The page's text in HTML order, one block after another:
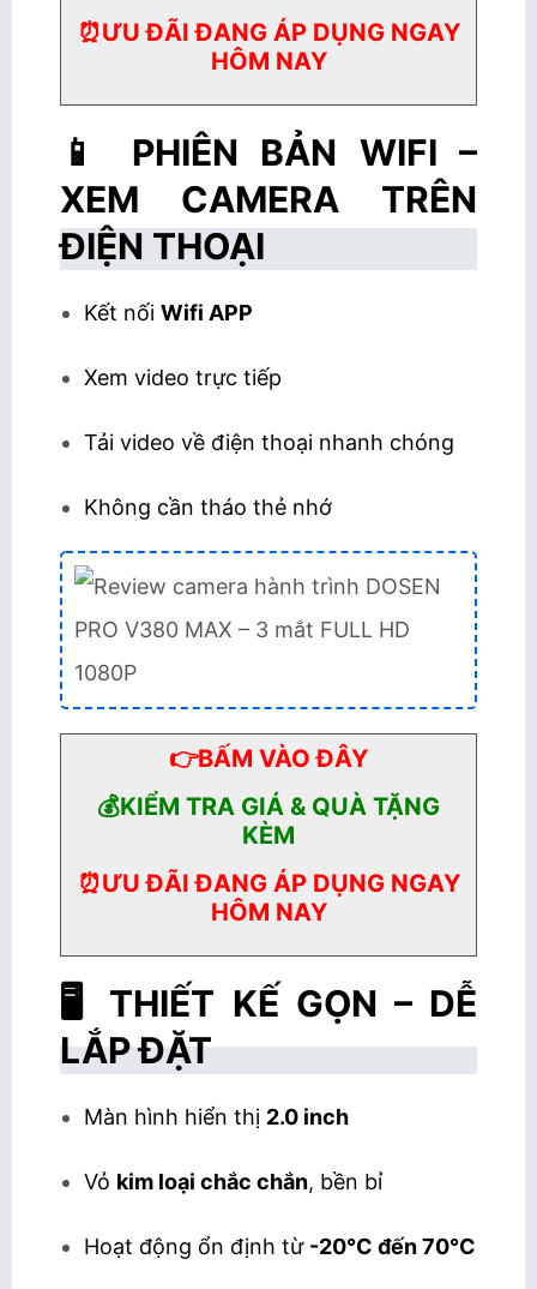
⏰ƯU ĐÃI ĐANG ÁP DỤNG NGAY
HÔM NAY
📱 PHIÊN BẢN WIFI –
XEM CAMERA TRÊN
ĐIỆN THOẠI
Kết nối Wifi APP
Xem video trực tiếp
Tải video về điện thoại nhanh chóng
Không cần tháo thẻ nhớ
👉BẤM VÀO ĐÂY
💰KIỂM TRA GIÁ & QUÀ TẶNG
KÈM
⏰ƯU ĐÃI ĐANG ÁP DỤNG NGAY
HÔM NAY
🖥️ THIẾT KẾ GỌN – DỄ
LẮP ĐẶT
Màn hình hiển thị 2.0 inch
Vỏ kim loại chắc chắn, bền bỉ
Hoạt động ổn định từ -20°C đến 70°C